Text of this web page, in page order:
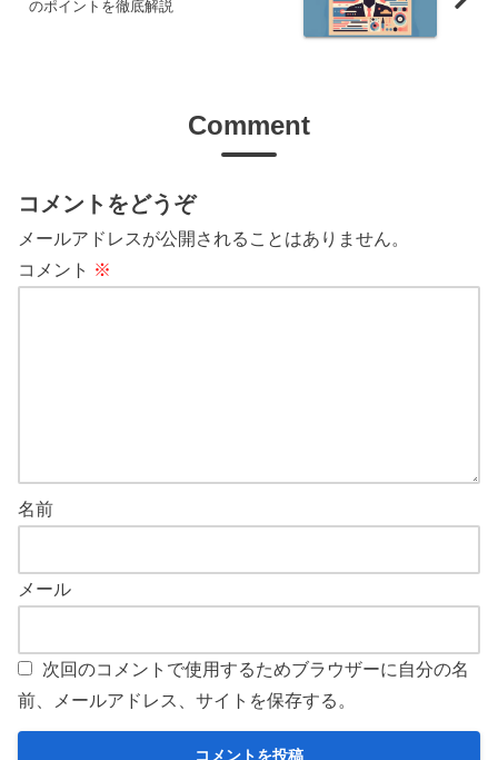
のポイントを徹底解説
Comment
コメントをどうぞ
メールアドレスが公開されることはありません。
コメント ※
名前
メール
次回のコメントで使用するためブラウザーに自分の名
前、メールアドレス、サイトを保存する。